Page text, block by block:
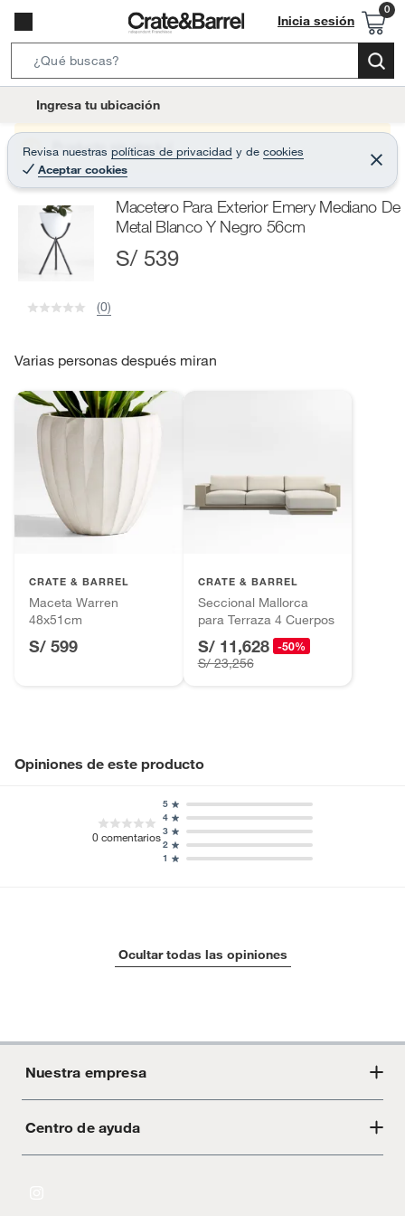
Inicia sesión
e
r
c
B
a
t
n
Ingresa tu ubicación
Revisa nuestras políticas de privacidad y de cookies
Aceptar cookies
C
e
r
a
r
Producto sin stock :(
Macetero Para Exterior Emery Mediano De
Metal Blanco Y Negro 56cm
S/ 539
(0)
Varias personas después miran
CRATE & BARREL
Maceta Warren
48x51cm
S/ 599
CRATE & BARREL
Seccional Mallorca
para Terraza 4 Cuerpos
S/ 11,628 -50%
S/ 23,256
Opiniones de este producto
0comentarios
1
2
3
4
5
Ocultar todas las opiniones
Nuestra empresa
Acerca de Crate
Centro de ayuda